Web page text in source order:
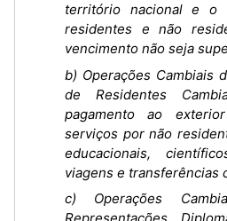
território nacional e o
residentes e não
vencimento não seja
b) Operações Cambiais
de Residentes
pagamento ao
serviços por não
educacionais,
viagens e transferências
c) Operações